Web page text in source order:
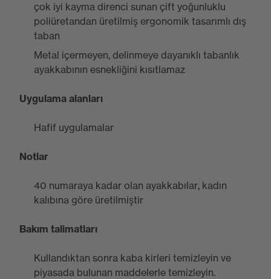
çok iyi kayma direnci sunan çift yoğunluklu
poliüretandan üretilmiş ergonomik tasarımlı dış
taban
Metal içermeyen, delinmeye dayanıklı tabanlık
ayakkabının esnekliğini kısıtlamaz
Uygulama alanları
Hafif uygulamalar
Notlar
40 numaraya kadar olan ayakkabılar, kadın
kalıbına göre üretilmiştir
Bakım talimatları
Kullandıktan sonra kaba kirleri temizleyin ve
piyasada bulunan maddelerle temizleyin.